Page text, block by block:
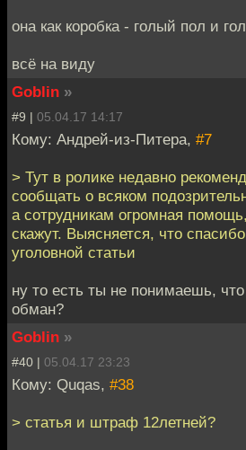
она как коробка - голый пол и
всё на виду
Goblin »
#9 | 05.04.17 14:17
Кому: Андрей-из-Питера, #7
> Тут в ролике недавно
сообщать о всяком
а сотрудникам огромная
скажут. Выясняется, что
уголовной статьи
ну то есть ты не понимаешь,
обман?
Goblin »
#40 | 05.04.17 23:23
Кому: Quqas, #38
> статья и штраф 12летней?